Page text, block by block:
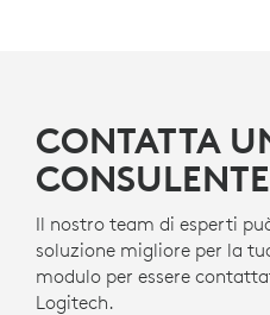
consumo6Materiale
per dare una
provenienti da vecchi
contribuire a ridurre la
INFORMAZIONI SULLE
CONTATTA
CONSULENTE
Il nostro team di esperti
soluzione migliore per la
modulo per essere
Logitech.